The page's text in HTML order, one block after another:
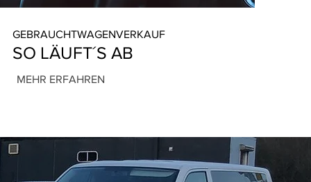
GEBRAUCHTWAGENVERKAUF
SO LÄUFT´S AB
MEHR ERFAHREN